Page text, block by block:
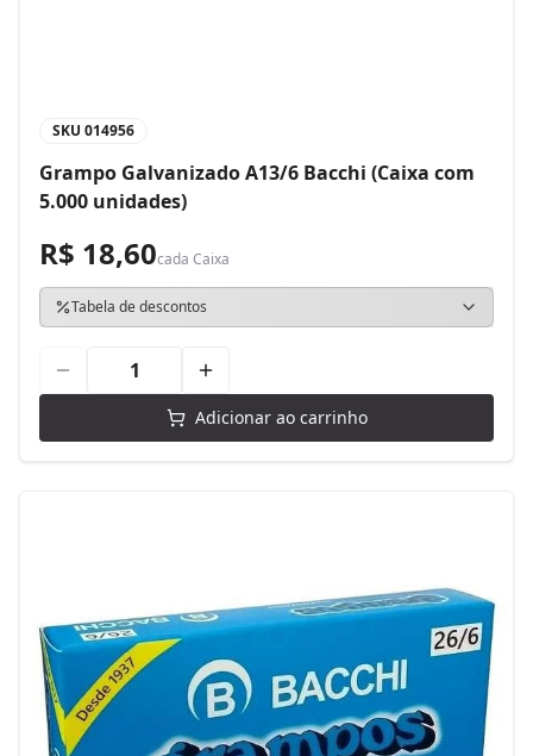
SKU 014956
Grampo Galvanizado A13/6 Bacchi (Caixa com
5.000 unidades)
R$ 18,60cada Caixa
Tabela de descontos
Adicionar ao carrinho